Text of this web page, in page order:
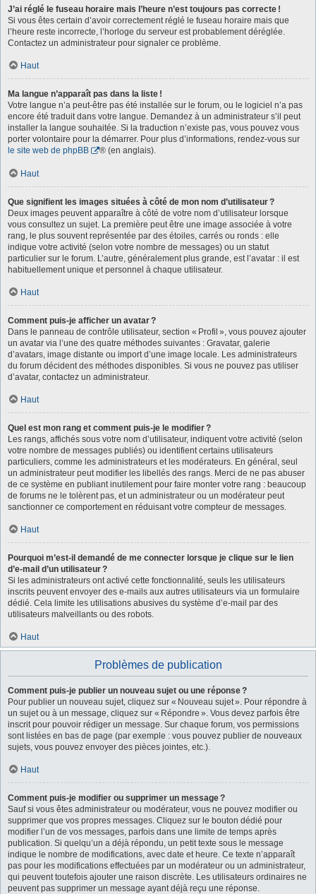
J’ai réglé le fuseau horaire mais l’heure n’est toujours pas correcte !
Si vous êtes certain d’avoir correctement réglé le fuseau horaire mais que
l’heure reste incorrecte, l’horloge du serveur est probablement déréglée.
Contactez un administrateur pour signaler ce problème.
Haut
Ma langue n’apparaît pas dans la liste !
Votre langue n’a peut-être pas été installée sur le forum, ou le logiciel n’a pas
encore été traduit dans votre langue. Demandez à un administrateur s’il peut
installer la langue souhaitée. Si la traduction n’existe pas, vous pouvez vous
porter volontaire pour la démarrer. Pour plus d’informations, rendez-vous sur
le site web de phpBB
® (en anglais).
Haut
Que signifient les images situées à côté de mon nom d’utilisateur ?
Deux images peuvent apparaître à côté de votre nom d’utilisateur lorsque
vous consultez un sujet. La première peut être une image associée à votre
rang, le plus souvent représentée par des étoiles, carrés ou ronds : elle
indique votre activité (selon votre nombre de messages) ou un statut
particulier sur le forum. L’autre, généralement plus grande, est l’avatar : il est
habituellement unique et personnel à chaque utilisateur.
Haut
Comment puis-je afficher un avatar ?
Dans le panneau de contrôle utilisateur, section « Profil », vous pouvez ajouter
un avatar via l’une des quatre méthodes suivantes : Gravatar, galerie
d’avatars, image distante ou import d’une image locale. Les administrateurs
du forum décident des méthodes disponibles. Si vous ne pouvez pas utiliser
d’avatar, contactez un administrateur.
Haut
Quel est mon rang et comment puis-je le modifier ?
Les rangs, affichés sous votre nom d’utilisateur, indiquent votre activité (selon
votre nombre de messages publiés) ou identifient certains utilisateurs
particuliers, comme les administrateurs et les modérateurs. En général, seul
un administrateur peut modifier les libellés des rangs. Merci de ne pas abuser
de ce système en publiant inutilement pour faire monter votre rang : beaucoup
de forums ne le tolèrent pas, et un administrateur ou un modérateur peut
sanctionner ce comportement en réduisant votre compteur de messages.
Haut
Pourquoi m’est-il demandé de me connecter lorsque je clique sur le lien
d’e-mail d’un utilisateur ?
Si les administrateurs ont activé cette fonctionnalité, seuls les utilisateurs
inscrits peuvent envoyer des e-mails aux autres utilisateurs via un formulaire
dédié. Cela limite les utilisations abusives du système d’e-mail par des
utilisateurs malveillants ou des robots.
Haut
Problèmes de publication
Comment puis-je publier un nouveau sujet ou une réponse ?
Pour publier un nouveau sujet, cliquez sur « Nouveau sujet ». Pour répondre à
un sujet ou à un message, cliquez sur « Répondre ». Vous devez parfois être
inscrit pour pouvoir rédiger un message. Sur chaque forum, vos permissions
sont listées en bas de page (par exemple : vous pouvez publier de nouveaux
sujets, vous pouvez envoyer des pièces jointes, etc.).
Haut
Comment puis-je modifier ou supprimer un message ?
Sauf si vous êtes administrateur ou modérateur, vous ne pouvez modifier ou
supprimer que vos propres messages. Cliquez sur le bouton dédié pour
modifier l’un de vos messages, parfois dans une limite de temps après
publication. Si quelqu’un a déjà répondu, un petit texte sous le message
indique le nombre de modifications, avec date et heure. Ce texte n’apparaît
pas pour les modifications effectuées par un modérateur ou un administrateur,
qui peuvent toutefois ajouter une raison discrète. Les utilisateurs ordinaires ne
peuvent pas supprimer un message ayant déjà reçu une réponse.